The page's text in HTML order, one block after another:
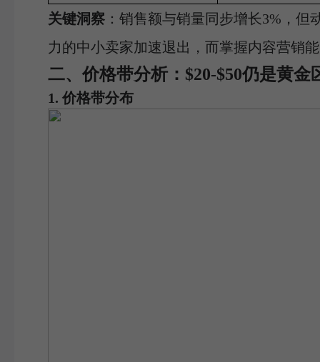
关键洞察 ：销售额与销量同步增长3%，
力的中小卖家加速退出，而掌握内容营销
二、价格带分析：$20-$50仍是黄
1. 价格带分布